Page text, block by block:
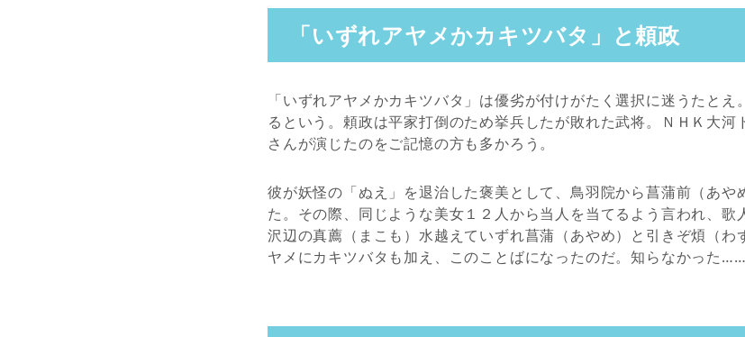
「いずれアヤメかカキツバタ」と頼政
「いずれアヤメかカキツバタ」は優劣が付けがたく選択に迷うたと
るという。頼政は平家打倒のため挙兵したが敗れた武将。ＮＨＫ大河
さんが演じたのをご記憶の方も多かろう。
彼が妖怪の「ぬえ」を退治した褒美として、鳥羽院から菖蒲前（あや
た。その際、同じような美女１２人から当人を当てるよう言われ、歌
沢辺の真薦（まこも）水越えていずれ菖蒲（あやめ）と引きぞ煩（わ
ヤメにカキツバタも加え、このことばになったのだ。知らなかった……